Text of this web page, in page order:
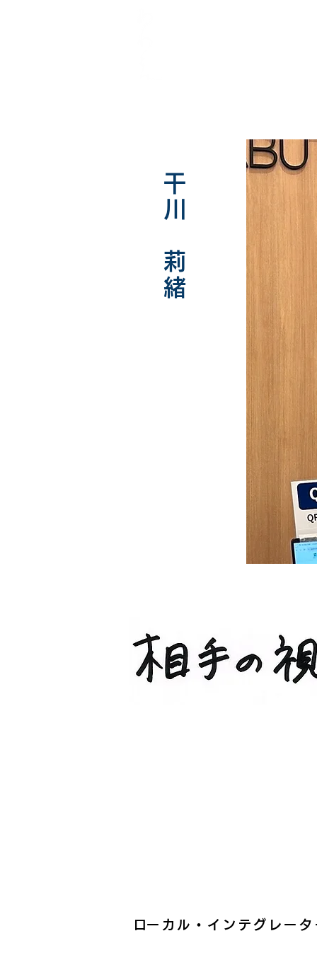
​干川 莉緒
ローカル・インテグレー